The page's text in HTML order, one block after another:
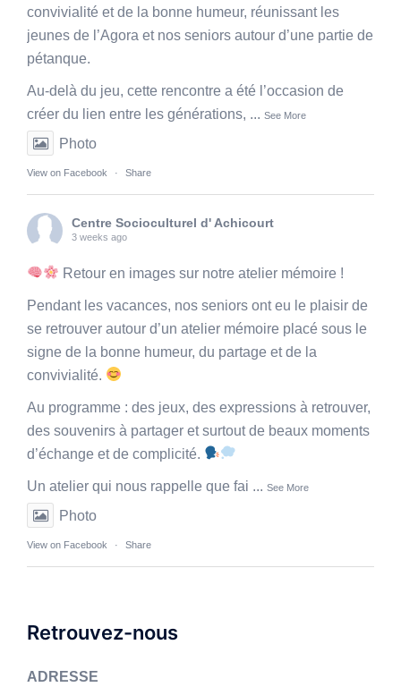
convivialité et de la bonne humeur, réunissant les
jeunes de l’Agora et nos seniors autour d’une partie de
pétanque.
Au-delà du jeu, cette rencontre a été l’occasion de
créer du lien entre les générations, ... See More
Photo
View on Facebook · Share
Centre Socioculturel d' Achicourt
3 weeks ago
Retour en images sur notre atelier mémoire !
Pendant les vacances, nos seniors ont eu le plaisir de
se retrouver autour d’un atelier mémoire placé sous le
signe de la bonne humeur, du partage et de la
convivialité.
Au programme : des jeux, des expressions à retrouver,
des souvenirs à partager et surtout de beaux moments
d’échange et de complicité.
Un atelier qui nous rappelle que fai ... See More
Photo
View on Facebook · Share
Retrouvez-nous
ADRESSE